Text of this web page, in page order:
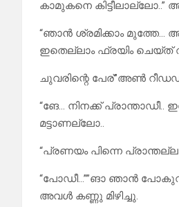
കാമുകനെ കിട്ടീലാല്ലോ..”
“ഞാൻ ശ്രമിക്കാം
ഇതെല്ലാം ഫ്രയിം ചെയ്ത്
ചുവരിന്റെ പേര്”അൺ
“ങേ… നിനക്ക് പ്രാന്താഡീ..
മട്ടാണല്ലോ..
“പ്രണയം പിന്നെ
“പോഡീ‌‌…””ങാ ഞാൻ
അവൾ കണ്ണു മിഴിച്ചു.